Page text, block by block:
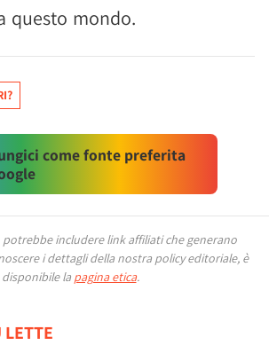
questo mondo.
come fonte preferita
includere link affiliati che generano
i dettagli della nostra policy editoriale, è
disponibile la pagina etica.